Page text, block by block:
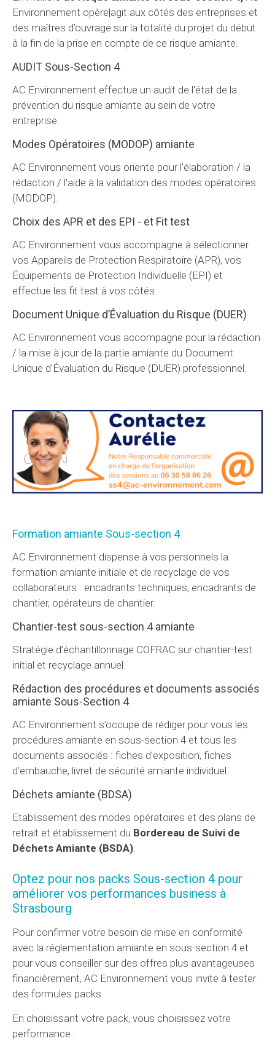
Environnement opère|agit aux côtés des entreprises et
des maîtres d’ouvrage sur la totalité du projet du début
à la fin de la prise en compte de ce risque amiante.
AUDIT Sous-Section 4
AC Environnement effectue un audit de l'état de la
prévention du risque amiante au sein de votre
entreprise.
Modes Opératoires (MODOP) amiante
AC Environnement vous oriente pour l'élaboration / la
rédaction / l'aide à la validation des modes opératoires
(MODOP).
Choix des APR et des EPI - et Fit test
AC Environnement vous accompagne à sélectionner
vos Appareils de Protection Respiratoire (APR), vos
Équipements de Protection Individuelle (EPI) et
effectue les fit test à vos côtés.
Document Unique d’Évaluation du Risque (DUER)
AC Environnement vous accompagne pour la rédaction
/ la mise à jour de la partie amiante du Document
Unique d’Évaluation du Risque (DUER) professionnel.
Formation amiante Sous-section 4
AC Environnement dispense à vos personnels la
formation amiante initiale et de recyclage de vos
collaborateurs : encadrants techniques, encadrants de
chantier, opérateurs de chantier.
Chantier-test sous-section 4 amiante
Stratégie d’échantillonnage COFRAC sur chantier-test
initial et recyclage annuel.
Rédaction des procédures et documents associés
amiante Sous-Section 4
AC Environnement s’occupe de rédiger pour vous les
procédures amiante en sous-section 4 et tous les
documents associés : fiches d’exposition, fiches
d’embauche, livret de sécurité amiante individuel.
Déchets amiante (BDSA)
Etablissement des modes opératoires et des plans de
retrait et établissement du Bordereau de Suivi de
Déchets Amiante (BSDA).
Optez pour nos packs Sous-section 4 pour
améliorer vos performances business à
Strasbourg
Pour confirmer votre besoin de mise en conformité
avec la réglementation amiante en sous-section 4 et
pour vous conseiller sur des offres plus avantageuses
financièrement, AC Environnement vous invite à tester
des formules packs.
En choisissant votre pack, vous choisissez votre
performance :